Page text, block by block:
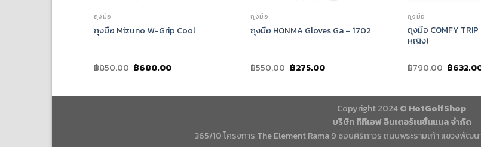
ถุงมือ
ถุงมือ Mizuno W-Grip Cool
฿850.00 ฿680.00
ถุงมือ
ถุงมือ HONMA Gloves Ga – 1702
฿550.00 ฿275.00
ถุงมือ
ถุงมือ COMFY
หญิง)
฿790.00 ฿
Copyright 2024 © HotGolfShop
บริษัท ทีทีเอฟ อินเตอร์เนชั่นแนล จำกัด
365/10 โครงการ The Element Rama 9 ซอยศิริถาวร ถนนพระรามเก้า แขวงพัฒ